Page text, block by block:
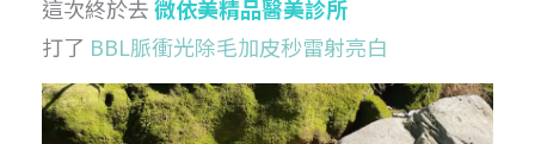
這次終於去微依美精品醫美診所
打了 BBL脈衝光除毛加皮秒雷射亮白